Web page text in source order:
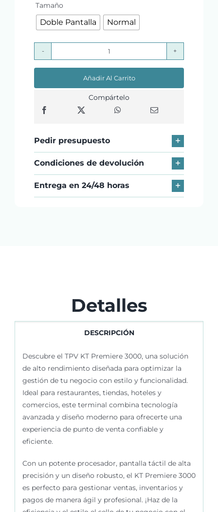
Tamaño
Doble Pantalla Normal
PREMIER
KT-
3000/8GB/128GB/15"
cantidad
Añadir Al Carrito
Compártelo
Pedir presupuesto
Condiciones de devolución
Entrega en 24/48 horas
Detalles
DESCRIPCIÓN
Descubre el TPV KT Premiere 3000, una solución
de alto rendimiento diseñada para optimizar la
gestión de tu negocio con estilo y funcionalidad.
Ideal para restaurantes, tiendas, hoteles y
comercios, este terminal combina tecnología
avanzada y diseño moderno para ofrecerte una
experiencia de punto de venta confiable y
eficiente.
Con un potente procesador, pantalla táctil de alta
precisión y un diseño robusto, el KT Premiere 3000
es perfecto para gestionar ventas, inventarios y
pagos de manera ágil y profesional. ¡Haz de la